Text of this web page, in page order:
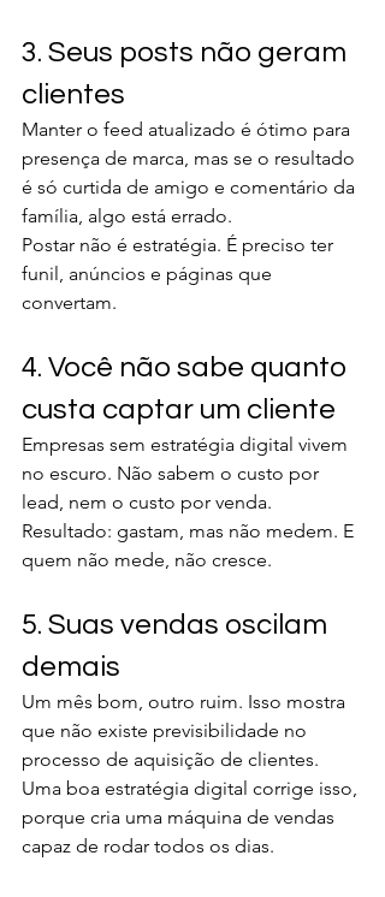
3. Seus posts não geram
clientes
Manter o feed atualizado é ótimo para
presença de marca, mas se o resultado
é só curtida de amigo e comentário da
família, algo está errado.
Postar não é estratégia. É preciso ter
funil, anúncios e páginas que
convertam.
4. Você não sabe quanto
custa captar um cliente
Empresas sem estratégia digital vivem
no escuro. Não sabem o custo por
lead, nem o custo por venda.
Resultado: gastam, mas não medem. E
quem não mede, não cresce.
5. Suas vendas oscilam
demais
Um mês bom, outro ruim. Isso mostra
que não existe previsibilidade no
processo de aquisição de clientes.
Uma boa estratégia digital corrige isso,
porque cria uma máquina de vendas
capaz de rodar todos os dias.